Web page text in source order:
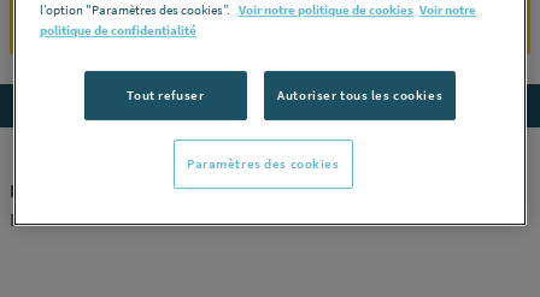
SE CONNECTER
Accedez aux détails du produit
LUNETTE SECURITE VERRES BLANCS RUBI 80918
RUBI FRANCE
l’option "Paramètres des cookies”. Voir notre politique de cookies Voir notre
politique de confidentialité
Tout refuser Autoriser tous les cookies
Paramètres des cookies